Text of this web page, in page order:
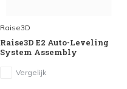
Raise3D
Raise3D E2 Auto-Leveling
System Assembly
Vergelijk